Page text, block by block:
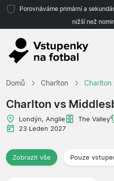
Porovnáváme primární a
nižší než
Domů Charlton Charlton
Charlton vs
Londýn, Anglie The Valley
23 Leden 2027
Zobrazit vše Pouze